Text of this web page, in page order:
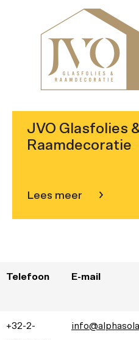
JVO Glasfolies
Raamdecoratie
Lees meer
Telefoon E-mail
+32-2-